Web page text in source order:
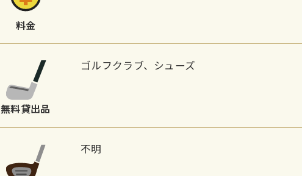
料金
無料貸出品
ゴルフクラブ、シューズ
不明